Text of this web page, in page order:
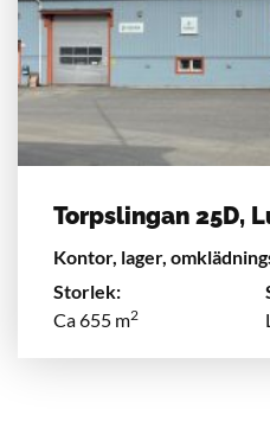
Torpslingan 25D,
Kontor, lager,
Storlek:
Ca 655 m2